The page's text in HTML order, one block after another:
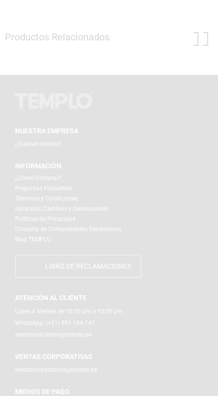
Productos Relacionados
NUESTRA EMPRESA
¿Quiénes Somos?
INFORMACIÓN
¿Cómo Comprar?
Preguntas Frecuentes
Términos y Condiciones
Garantías, Cambios y Devoluciones
Políticas de Privacidad
Consulta de Comprobantes Electrónicos
Blog TEMPLO
LIBRO DE RECLAMACIONES
ATENCIÓN AL CLIENTE
Lunes a Viernes de 10:00 am a 10:00 pm
WhatsApp: (+51) 991 194 747
atencionalcliente@brands.pe
VENTAS CORPORATIVAS
ventascorporativas@brands.pe
MEDIOS DE PAGO